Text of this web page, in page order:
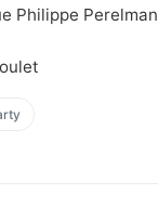
Philippe Perelman